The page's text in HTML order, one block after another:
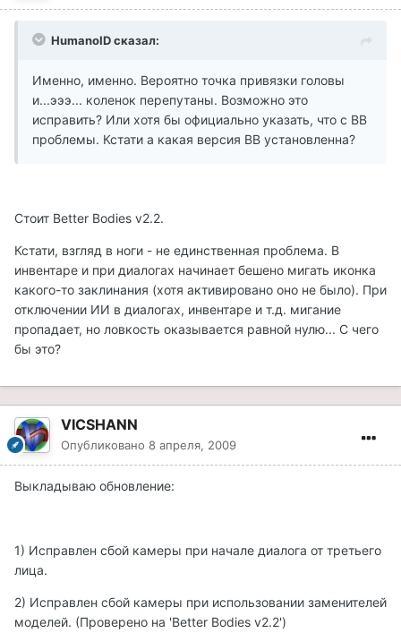
HumanoID сказал:
Именно, именно. Вероятно точка привязки головы
и...эээ... коленок перепутаны. Возможно это
исправить? Или хотя бы официально указать, что с BB
проблемы. Кстати а какая версия BB установленна?
Стоит Better Bodies v2.2.
Кстати, взгляд в ноги - не единственная проблема. В
инвентаре и при диалогах начинает бешено мигать иконка
какого-то заклинания (хотя активировано оно не было). При
отключении ИИ в диалогах, инвентаре и т.д. мигание
пропадает, но ловкость оказывается равной нулю... С чего
бы это?
VICSHANN
Опубликовано 8 апреля, 2009
Выкладываю обновление:
1) Исправлен сбой камеры при начале диалога от третьего
лица.
2) Исправлен сбой камеры при использовании заменителей
моделей. (Проверено на 'Better Bodies v2.2')